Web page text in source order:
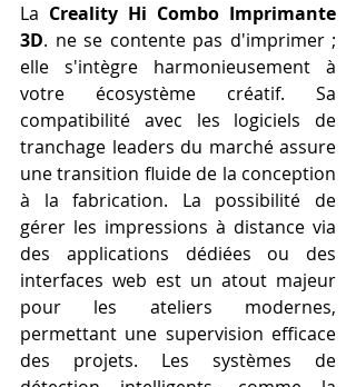
La Creality Hi Combo Imprimante
3D. ne se contente pas d'imprimer ;
elle s'intègre harmonieusement à
votre écosystème créatif. Sa
compatibilité avec les logiciels de
tranchage leaders du marché assure
une transition fluide de la conception
à la fabrication. La possibilité de
gérer les impressions à distance via
des applications dédiées ou des
interfaces web est un atout majeur
pour les ateliers modernes,
permettant une supervision efficace
des projets. Les systèmes de